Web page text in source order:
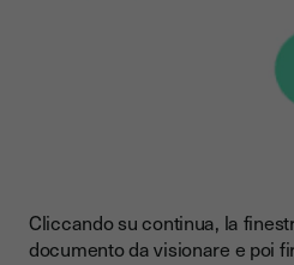
Cliccando su continua, la
documento da visionare e poi